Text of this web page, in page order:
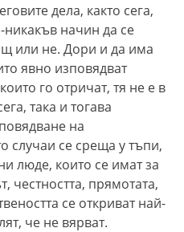
дела, както сега,
начин да се
или не. Дори и да има
явно изповядват
го отричат, тя не е в
така и тогава
на
случаи се среща у тъпи,
люде, които се имат за
честността, прямотата,
се откриват най-
че не вярват.